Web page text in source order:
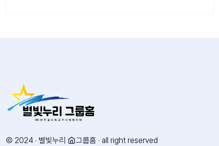
© 2024 · 별빛누리 그룹홈 · all right reserved